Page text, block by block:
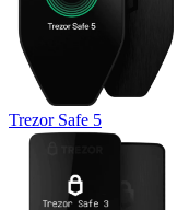
Trezor Safe 5